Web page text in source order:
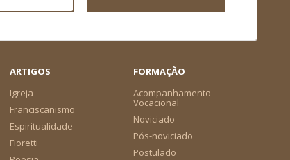
ARTIGOS
Igreja
Franciscanismo
Espiritualidade
Fioretti
FORMAÇÃO
Acompanhamento
Vocacional
Noviciado
Pós-noviciado
Postulado